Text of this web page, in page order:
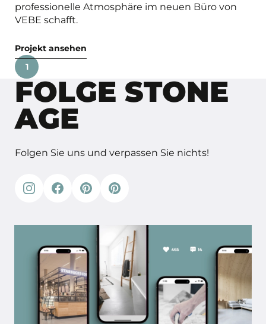
professionelle Atmosphäre im neuen Büro von
VEBE schafft.
Projekt ansehen
1
FOLGE STONE
AGE
Folgen Sie uns und verpassen Sie nichts!